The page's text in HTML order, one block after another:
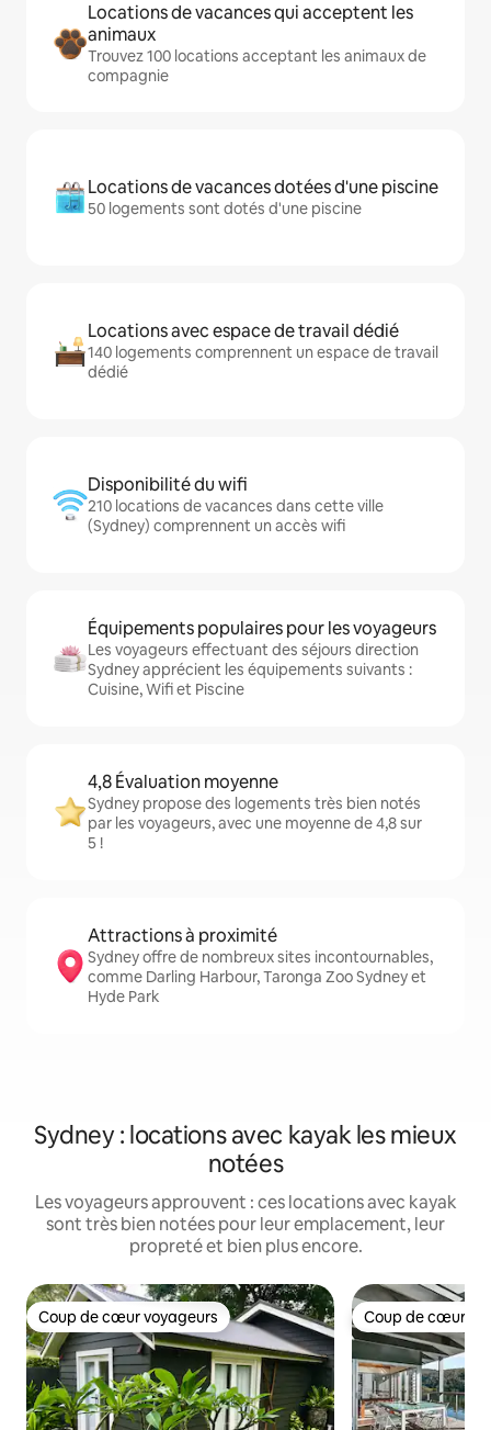
Locations de vacances qui acceptent les
animaux
Trouvez 100 locations acceptant les animaux de
compagnie
Locations de vacances dotées d'une piscine
50 logements sont dotés d'une piscine
Locations avec espace de travail dédié
140 logements comprennent un espace de travail
dédié
Disponibilité du wifi
210 locations de vacances dans cette ville
(Sydney) comprennent un accès wifi
Équipements populaires pour les voyageurs
Les voyageurs effectuant des séjours direction
Sydney apprécient les équipements suivants :
Cuisine, Wifi et Piscine
4,8 Évaluation moyenne
Sydney propose des logements très bien notés
par les voyageurs, avec une moyenne de 4,8 sur
5 !
Attractions à proximité
Sydney offre de nombreux sites incontournables,
comme Darling Harbour, Taronga Zoo Sydney et
Hyde Park
Sydney : locations avec kayak les mieux
notées
Les voyageurs approuvent : ces locations avec kayak
sont très bien notées pour leur emplacement, leur
propreté et bien plus encore.
Coup de cœur voyageurs
Coup de cœur voyageurs Coup de cœur
Coup de cœur